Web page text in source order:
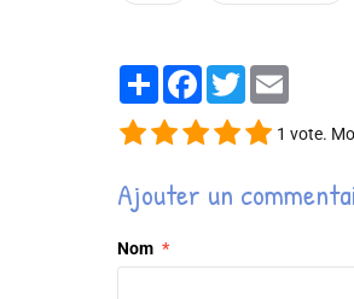
PartagerFacebook
Twitter
1 vote.
Ajouter un
Nom